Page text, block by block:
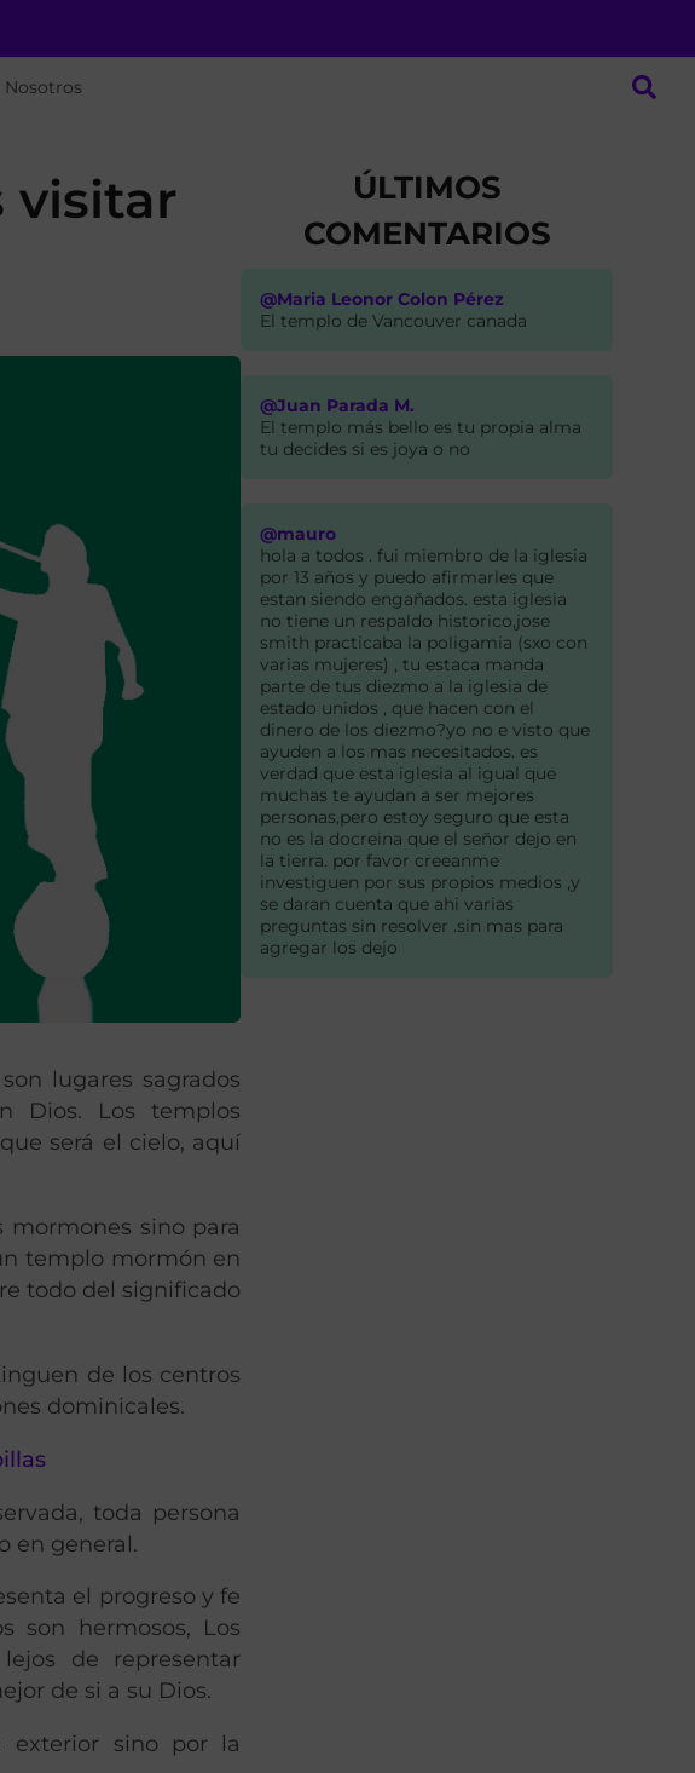
Nosotros
visitar
lugares sagrados
Dios. Los templos
será el cielo, aquí
sino para
templo mormón en
todo del significado
de los centros
dominicales.
toda persona
en general.
el progreso y fe
son hermosos, Los
de representar
de si a su Dios.
exterior sino por la
ÚLTIMOS
COMENTARIOS
@Maria Leonor Colon Pérez
El templo de Vancouver canada
@Juan Parada M.
El templo más bello es tu propia alma
tu decides si es joya o no
@mauro
hola a todos . fui miembro de la iglesia
por 13 años y puedo afirmarles que
estan siendo engañados. esta iglesia
no tiene un respaldo historico,jose
smith practicaba la poligamia (sxo con
varias mujeres) , tu estaca manda
parte de tus diezmo a la iglesia de
estado unidos , que hacen con el
dinero de los diezmo?yo no e visto que
ayuden a los mas necesitados. es
verdad que esta iglesia al igual que
muchas te ayudan a ser mejores
personas,pero estoy seguro que esta
no es la docreina que el señor dejo en
la tierra. por favor creeanme
investiguen por sus propios medios ,y
se daran cuenta que ahi varias
preguntas sin resolver .sin mas para
agregar los dejo